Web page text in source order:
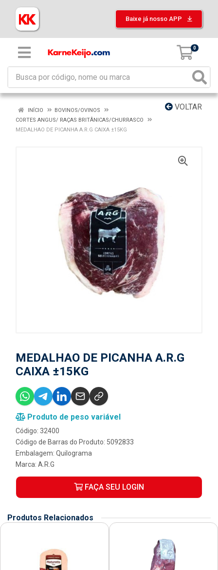
Baixe já nosso APP
0
VOLTAR
INÍCIO
BOVINOS/OVINOS
CORTES ANGUS/ RAÇAS BRITÂNICAS/CHURRASCO
MEDALHAO DE PICANHA A.R.G CAIXA ±15KG
MEDALHAO DE PICANHA A.R.G
CAIXA ±15KG
Produto de peso variável
Código: 32400
Código de Barras do Produto: 5092833
Embalagem: Quilograma
Marca: A.R.G
FAÇA SEU LOGIN
Produtos Relacionados